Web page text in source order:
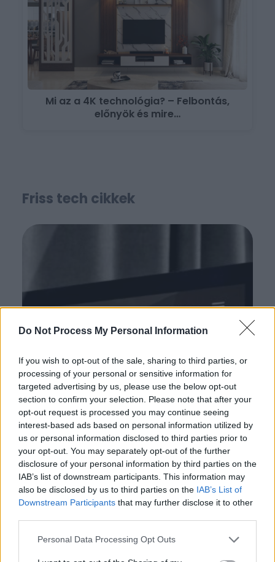
Do Not Process My Personal Information
If you wish to opt-out of the sale, sharing to third parties, or
processing of your personal or sensitive information for
targeted advertising by us, please use the below opt-out
section to confirm your selection. Please note that after your
opt-out request is processed you may continue seeing
interest-based ads based on personal information utilized by
us or personal information disclosed to third parties prior to
your opt-out. You may separately opt-out of the further
disclosure of your personal information by third parties on the
IAB’s list of downstream participants. This information may
also be disclosed by us to third parties on the IAB’s List of
Downstream Participants that may further disclose it to other
Personal Data Processing Opt Outs
Mi az a 4K technológia? – Felbontás,
előnyök és mire…
Friss tech cikkek